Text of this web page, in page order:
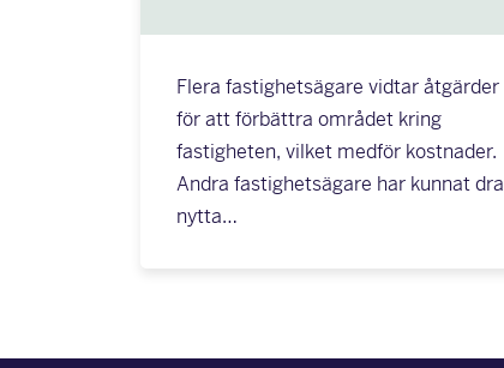
Flera fastighetsägare vidtar åtgärder
för att förbättra området kring
fastigheten, vilket medför kostnader.
Andra fastighetsägare har kunnat dra
nytta…